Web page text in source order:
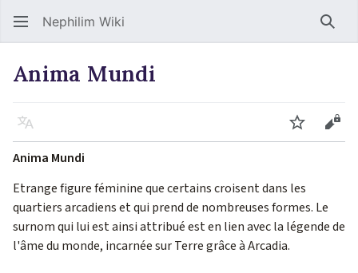
Nephilim Wiki
Anima Mundi
Langue Suivre
Anima Mundi
Etrange figure féminine que certains croisent dans les
quartiers arcadiens et qui prend de nombreuses formes. Le
surnom qui lui est ainsi attribué est en lien avec la légende de
l'âme du monde, incarnée sur Terre grâce à Arcadia.